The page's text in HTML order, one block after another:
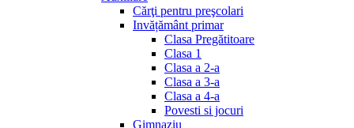
Cărţi pentru preşcolari
Invățământ primar
Clasa Pregătitoare
Clasa 1
Clasa a 2-a
Clasa a 3-a
Clasa a 4-a
Povesti si jocuri
Gimnaziu